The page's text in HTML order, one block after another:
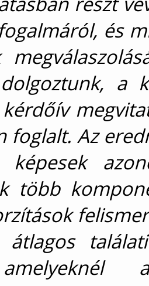
és
a
foglalt. Az
képesek
több
átlagos